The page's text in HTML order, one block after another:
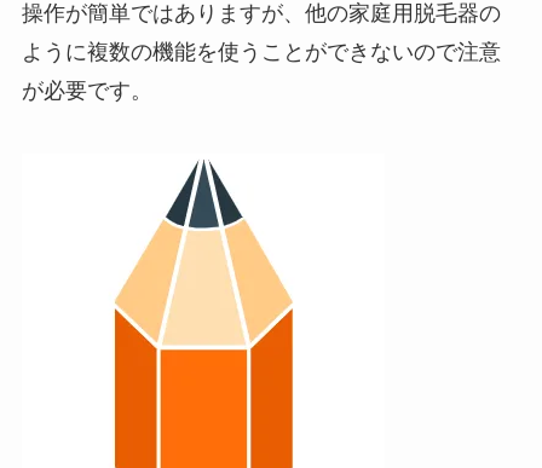
操作が簡単ではありますが、他の家庭用脱毛器の
ように複数の機能を使うことができないので注意
が必要です。